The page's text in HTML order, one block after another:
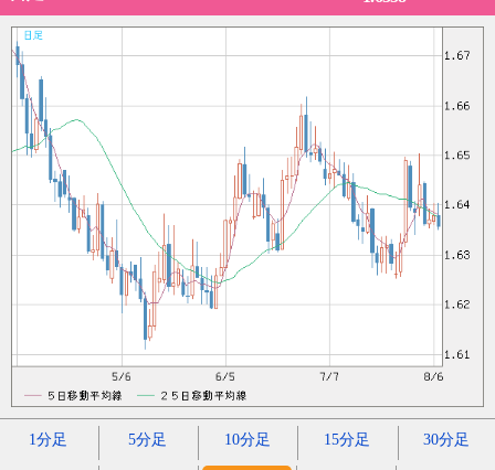
1分足 5分足 10分足 15分足 30分足